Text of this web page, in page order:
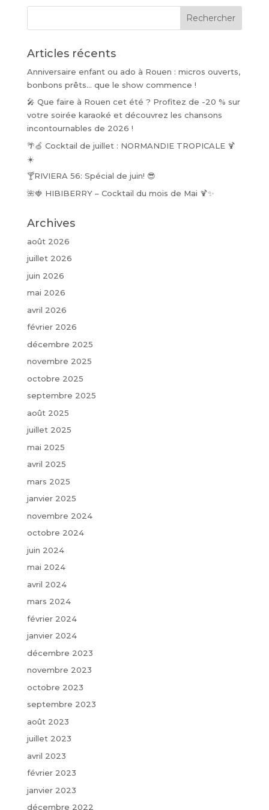
Articles récents
Anniversaire enfant ou ado à Rouen : micros ouverts,
bonbons prêts… que le show commence !
🎤 Que faire à Rouen cet été ? Profitez de -20 % sur
votre soirée karaoké et découvrez les chansons
incontournables de 2026 !
🌴🍏 Cocktail de juillet : NORMANDIE TROPICALE 🍹
☀️
🍸RIVIERA 56: Spécial de juin! 😎
🌺🍓 HIBIBERRY – Cocktail du mois de Mai 🍹✨
Archives
août 2026
juillet 2026
juin 2026
mai 2026
avril 2026
février 2026
décembre 2025
novembre 2025
octobre 2025
septembre 2025
août 2025
juillet 2025
mai 2025
avril 2025
mars 2025
janvier 2025
novembre 2024
octobre 2024
juin 2024
mai 2024
avril 2024
mars 2024
février 2024
janvier 2024
décembre 2023
novembre 2023
octobre 2023
septembre 2023
août 2023
juillet 2023
avril 2023
février 2023
janvier 2023
décembre 2022